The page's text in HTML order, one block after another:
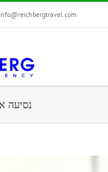
info@reichbergtravel.com
נסיעה